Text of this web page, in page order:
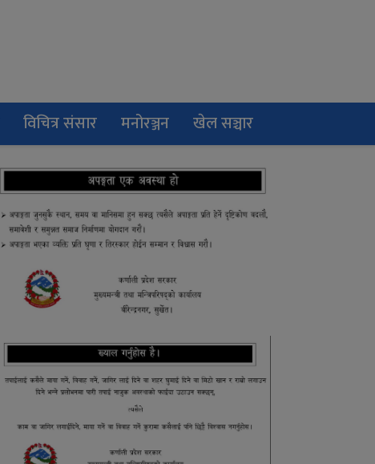
विचित्र संसार मनोरञ्जन खेल सञ्चार